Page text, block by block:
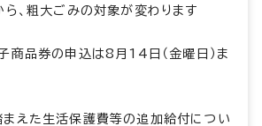
、粗大ごみの対象が変わります
商品券の申込は8月14日（金曜日）ま
えた生活保護費等の追加給付につい